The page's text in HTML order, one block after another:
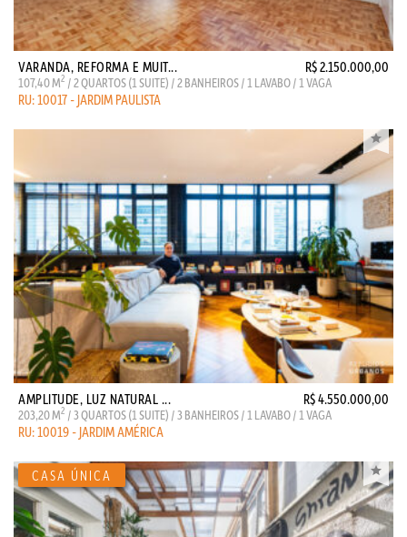
VARANDA, REFORMA E MUIT... R$ 2.150.000,00
107,40 M2 / 2 QUARTOS (1 SUITE) / 2 BANHEIROS / 1 LAVABO / 1 VAGA
RU: 10017 - JARDIM PAULISTA
AMPLITUDE, LUZ NATURAL ... R$ 4.550.000,00
203,20 M2 / 3 QUARTOS (1 SUITE) / 3 BANHEIROS / 1 LAVABO / 1 VAGA
RU: 10019 - JARDIM AMÉRICA